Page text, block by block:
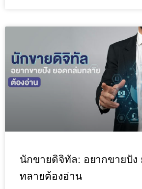
นักขายดิจิทัล: อยากขายปัง
ทลายต้องอ่าน